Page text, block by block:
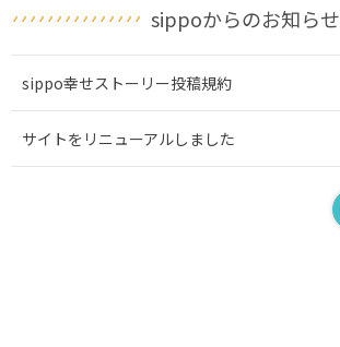
sippoからのお知らせ
sippo幸せストーリー投稿規約
サイトをリニューアルしました